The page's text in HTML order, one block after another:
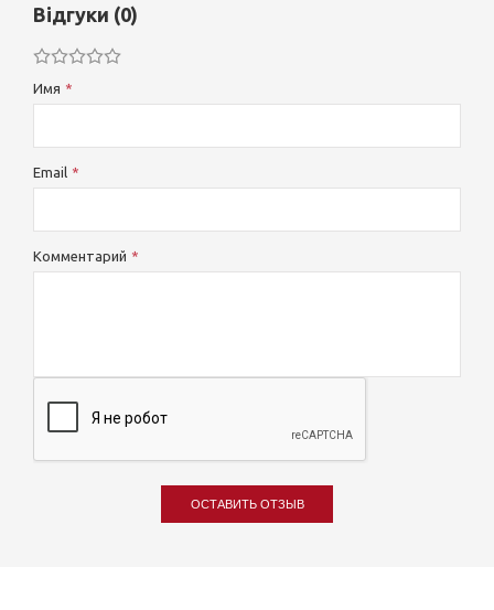
Відгуки (0)
Имя
Email
Комментарий
ОСТАВИТЬ ОТЗЫВ